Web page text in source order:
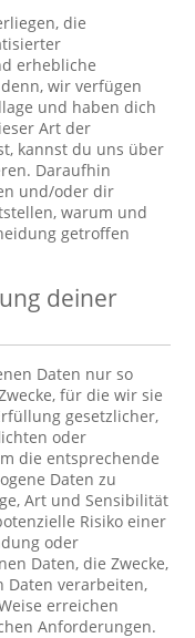
die
erhebliche
wir verfügen
und haben dich
Art der
kannst du uns über
Daraufhin
und/oder dir
warum und
getroffen
deiner
Daten nur so
für die wir sie
gesetzlicher,
oder
die entsprechende
Daten zu
Art und Sensibilität
Risiko einer
oder
Daten, die Zwecke,
Daten verarbeiten,
erreichen
Anforderungen.